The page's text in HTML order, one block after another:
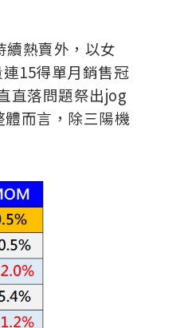
續熱賣外，以女
15得單月銷售冠
直落問題祭出jog
而言，除三陽機